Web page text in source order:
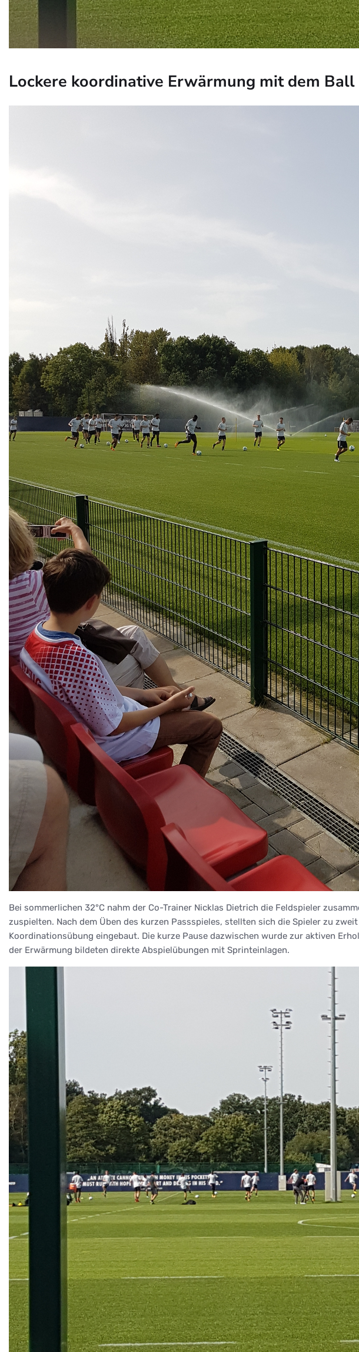
Lockere koordinative Erwärmung mit dem Ball
Bei sommerlichen 32°C nahm der Co-Trainer Nicklas Dietrich die Feldspieler
zuspielten. Nach dem Üben des kurzen Passspieles, stellten sich die Spieler zu
Koordinationsübung eingebaut. Die kurze Pause dazwischen wurde zur aktiven
der Erwärmung bildeten direkte Abspielübungen mit Sprinteinlagen.